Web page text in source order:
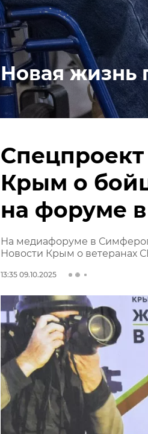
Новая жизнь
Крым о
на форуме
На медиафоруме в
Новости Крым о ветеранах
13:35 09.10.2025